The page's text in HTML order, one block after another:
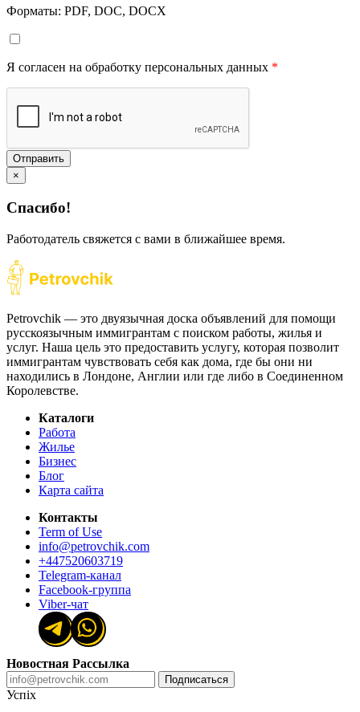
Форматы: PDF, DOC, DOCX
Я согласен на обработку персональных данных *
Отправить
×
Спасибо!
Работодатель свяжется с вами в ближайшее время.
Petrovchik — это двуязычная доска объявлений для помощи
русскоязычным иммигрантам с поиском работы, жилья и
услуг. Наша цель это предоставить услугу, которая позволит
иммигрантам чувствовать себя как дома, где бы они ни
находились в Лондоне, Англии или где либо в Соединенном
Королевстве.
Каталоги
Работа
Жилье
Бизнес
Блог
Карта сайта
Контакты
Term of Use
info@petrovchik.com
+447520603719
Telegram-канал
Facebook-группа
Viber-чат
Новостная Рассылка
Подписаться
Успіх